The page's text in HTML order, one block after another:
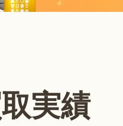
実績